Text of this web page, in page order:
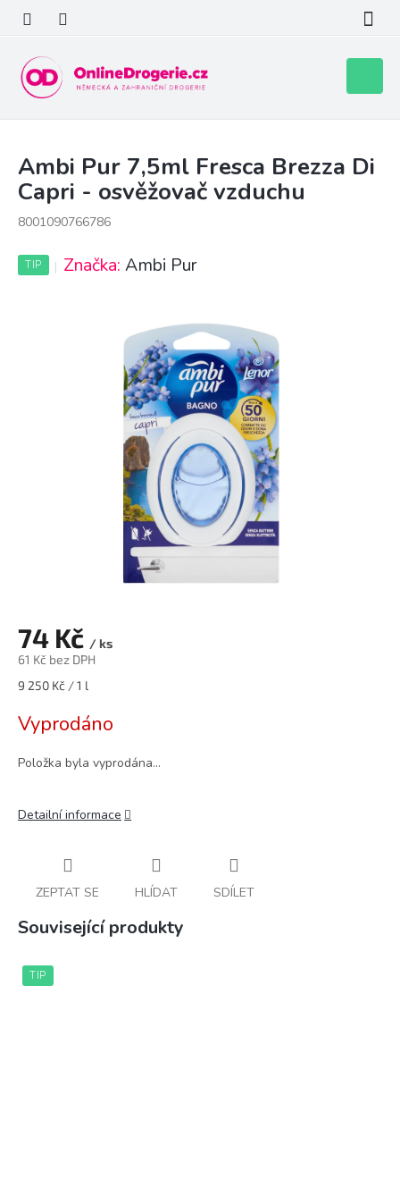
obsah
košík
Ambi Pur 7,5ml Fresca Brezza Di
Capri - osvěžovač vzduchu
8001090766786
TIP Značka:Ambi Pur
74 Kč / ks
61 Kč bez DPH
Měrná
9 250 Kč / 1 l
Vyprodáno
Položka byla vyprodána…
Detailní informace
ZEPTAT SE HLÍDAT SDÍLET
Související produkty
TIP